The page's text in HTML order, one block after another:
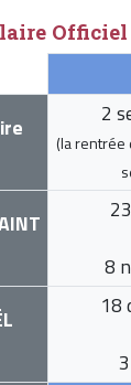
Officiel
2
(la rentrée
8
18